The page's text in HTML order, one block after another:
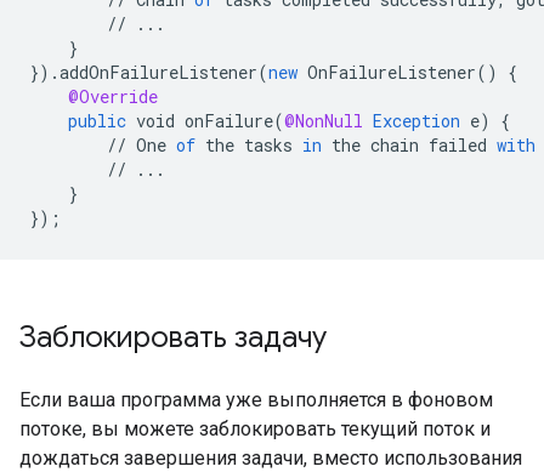
//
...
}
}).addOnFailureListener(new OnFailureListener()
{
@Override
public void onFailure(@NonNull Exception e)
{
// One of the tasks in the chain failed with
//
...
}
});
Заблокировать задачу
Если ваша программа уже выполняется в фоновом
потоке, вы можете заблокировать текущий поток и
дождаться завершения задачи, вместо использования